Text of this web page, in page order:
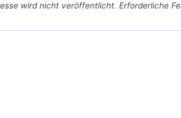
wird nicht veröffentlicht. Erforderliche